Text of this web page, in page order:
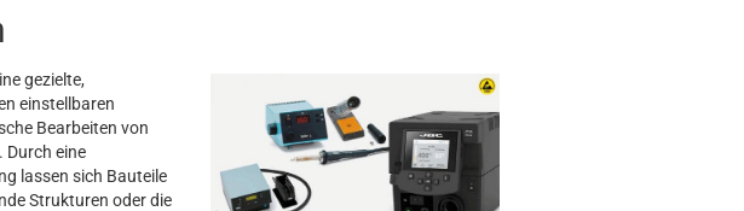
gezielte,
einstellbaren
Bearbeiten von
Durch eine
lassen sich Bauteile
Strukturen oder die